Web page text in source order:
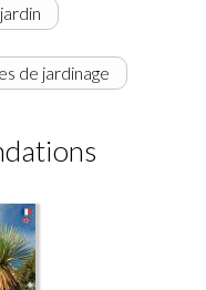
de jardinage